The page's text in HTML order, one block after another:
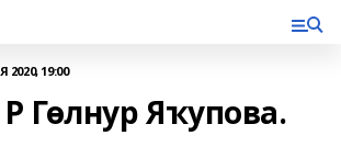
2020, 19:00
Гөлнур Яҡупова.